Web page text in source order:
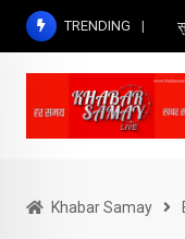
Skip
content
TRENDING
Khabar Samay